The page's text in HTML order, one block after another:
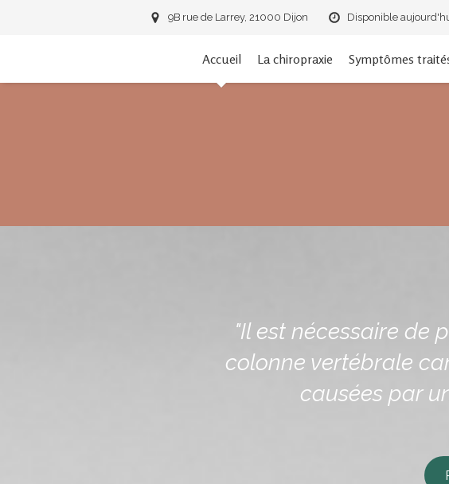
9B rue de Larrey, 21000 Dijon Disponible
Accueil La chiropraxie Symptômes
"Il est nécessaire de
colonne vertébrale
causées par